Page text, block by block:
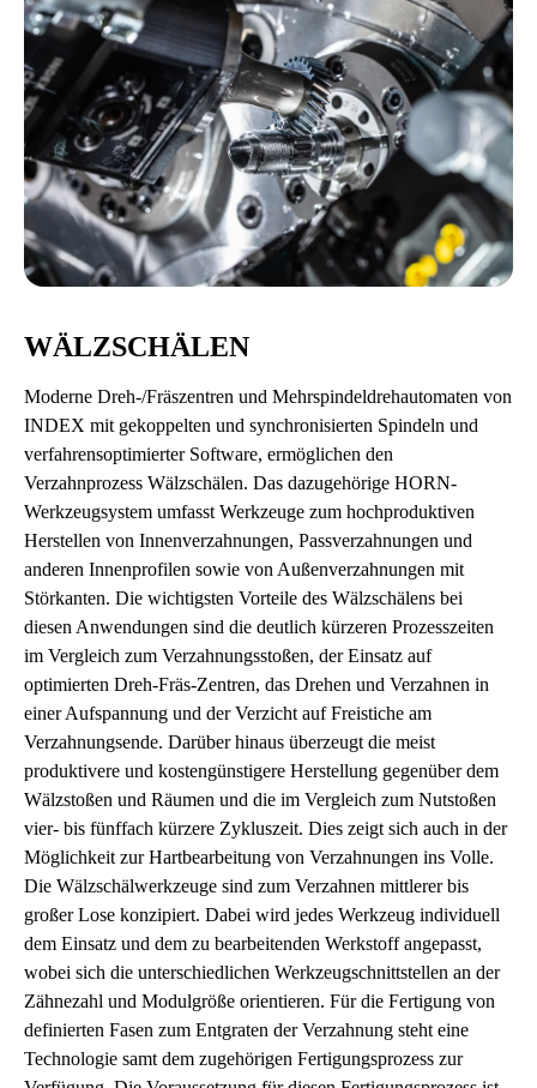
WÄLZSCHÄLEN
Moderne Dreh-/Fräszentren und Mehrspindeldrehautomaten von
INDEX mit gekoppelten und synchronisierten Spindeln und
verfahrensoptimierter Software, ermöglichen den
Verzahnprozess Wälzschälen. Das dazugehörige HORN-
Werkzeugsystem umfasst Werkzeuge zum hochproduktiven
Herstellen von Innenverzahnungen, Passverzahnungen und
anderen Innenprofilen sowie von Außenverzahnungen mit
Störkanten. Die wichtigsten Vorteile des Wälzschälens bei
diesen Anwendungen sind die deutlich kürzeren Prozesszeiten
im Vergleich zum Verzahnungsstoßen, der Einsatz auf
optimierten Dreh-Fräs-Zentren, das Drehen und Verzahnen in
einer Aufspannung und der Verzicht auf Freistiche am
Verzahnungsende. Darüber hinaus überzeugt die meist
produktivere und kostengünstigere Herstellung gegenüber dem
Wälzstoßen und Räumen und die im Vergleich zum Nutstoßen
vier- bis fünffach kürzere Zykluszeit. Dies zeigt sich auch in der
Möglichkeit zur Hartbearbeitung von Verzahnungen ins Volle.
Die Wälzschälwerkzeuge sind zum Verzahnen mittlerer bis
großer Lose konzipiert. Dabei wird jedes Werkzeug individuell
dem Einsatz und dem zu bearbeitenden Werkstoff angepasst,
wobei sich die unterschiedlichen Werkzeugschnittstellen an der
Zähnezahl und Modulgröße orientieren. Für die Fertigung von
definierten Fasen zum Entgraten der Verzahnung steht eine
Technologie samt dem zugehörigen Fertigungsprozess zur